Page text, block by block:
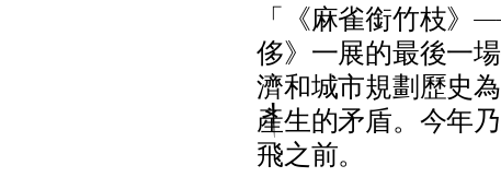
「 《麻雀銜竹枝》—
侈》 一展的最後一場
濟和城市規劃歷史為
產生的矛盾。 今年乃
飛之前。